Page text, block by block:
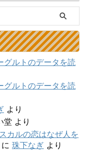
グルトのデータを読
グルトのデータを読
より
堂 より
カルの恋はなぜ人を
に 珠下なぎ より